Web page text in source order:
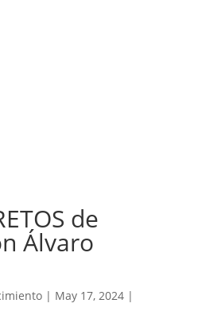
de
Álvaro
| May 17, 2024|